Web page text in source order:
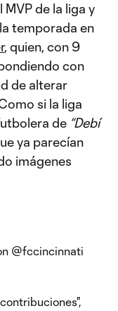
de la liga y
temporada en
, quien, con 9
con
de alterar
si la liga
de “Debí
ya parecían
imágenes
@fccincinnati